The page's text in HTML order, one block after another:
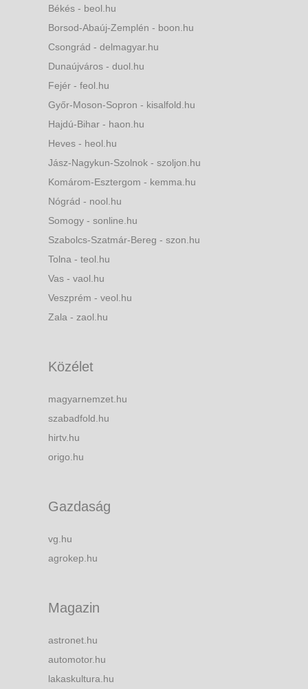
Békés - beol.hu
Borsod-Abaúj-Zemplén - boon.hu
Csongrád - delmagyar.hu
Dunaújváros - duol.hu
Fejér - feol.hu
Győr-Moson-Sopron - kisalfold.hu
Hajdú-Bihar - haon.hu
Heves - heol.hu
Jász-Nagykun-Szolnok - szoljon.hu
Komárom-Esztergom - kemma.hu
Nógrád - nool.hu
Somogy - sonline.hu
Szabolcs-Szatmár-Bereg - szon.hu
Tolna - teol.hu
Vas - vaol.hu
Veszprém - veol.hu
Zala - zaol.hu
Közélet
magyarnemzet.hu
szabadfold.hu
hirtv.hu
origo.hu
Gazdaság
vg.hu
agrokep.hu
Magazin
astronet.hu
automotor.hu
lakaskultura.hu